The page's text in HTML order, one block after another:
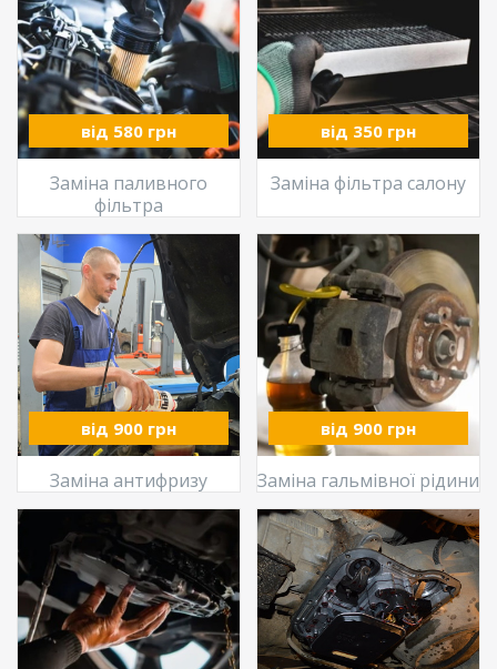
від 580 грн
Заміна паливного
фільтра
від 350 грн
Заміна фільтра салону
від 900 грн
Заміна антифризу
від 900 грн
Заміна гальмівної рідини